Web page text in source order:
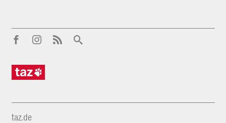
taz.de